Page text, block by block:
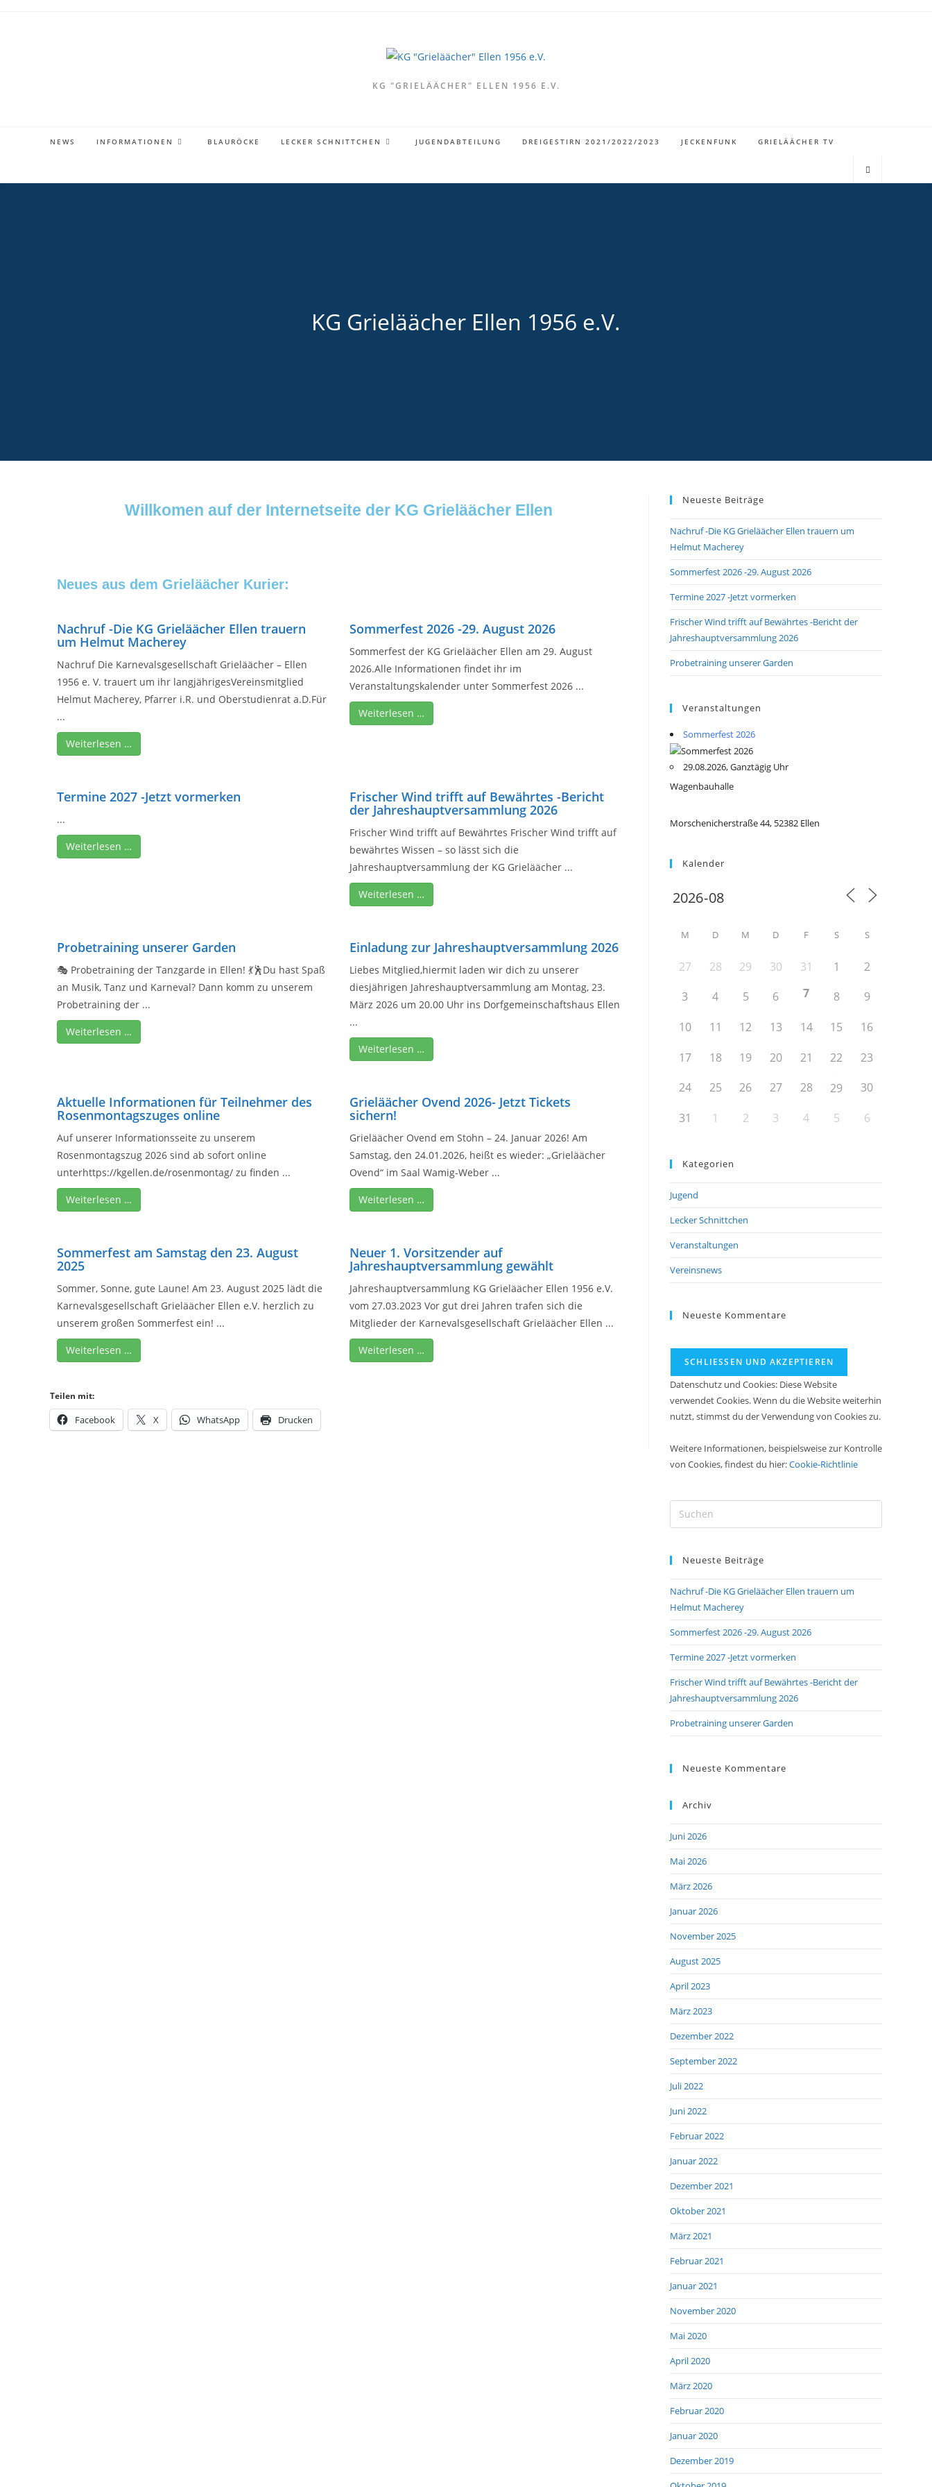
KG "GRIELÄÄCHER" ELLEN 1956 E.V.
NEWS INFORMATIONEN BLAURÖCKE LECKER SCHNITTCHEN JUGENDABTEILUNG DREIGESTIRN 2021/2022/2023 JECKENFUNK GRIELÄÄCHER TV
KG Grieläächer Ellen 1956 e.V.
Willkomen auf der Internetseite der KG Grieläächer Ellen
Neues aus dem Grieläächer Kurier:
Nachruf -Die KG Grieläächer Ellen trauern
um Helmut Macherey
Nachruf Die Karnevalsgesellschaft Grieläächer – Ellen
1956 e. V. trauert um ihr langjährigesVereinsmitglied
Helmut Macherey, Pfarrer i.R. und Oberstudienrat a.D.Für
...
Weiterlesen …
Sommerfest 2026 -29. August 2026
Sommerfest der KG Grieläächer Ellen am 29. August
2026.Alle Informationen findet ihr im
Veranstaltungskalender unter Sommerfest 2026 ...
Weiterlesen …
Termine 2027 -Jetzt vormerken
...
Weiterlesen …
Frischer Wind trifft auf Bewährtes -Bericht
der Jahreshauptversammlung 2026
Frischer Wind trifft auf Bewährtes Frischer Wind trifft auf
bewährtes Wissen – so lässt sich die
Jahreshauptversammlung der KG Grieläächer ...
Weiterlesen …
Probetraining unserer Garden
🎭 Probetraining der Tanzgarde in Ellen! 💃🕺Du hast Spaß
an Musik, Tanz und Karneval? Dann komm zu unserem
Probetraining der ...
Weiterlesen …
Einladung zur Jahreshauptversammlung 2026
Liebes Mitglied,hiermit laden wir dich zu unserer
diesjährigen Jahreshauptversammlung am Montag, 23.
März 2026 um 20.00 Uhr ins Dorfgemeinschaftshaus Ellen
...
Weiterlesen …
Aktuelle Informationen für Teilnehmer des
Rosenmontagszuges online
Auf unserer Informationsseite zu unserem
Rosenmontagszug 2026 sind ab sofort online
unterhttps://kgellen.de/rosenmontag/ zu finden ...
Weiterlesen …
Grieläächer Ovend 2026- Jetzt Tickets
sichern!
Grieläächer Ovend em Stohn – 24. Januar 2026! Am
Samstag, den 24.01.2026, heißt es wieder: „Grieläächer
Ovend“ im Saal Wamig-Weber ...
Weiterlesen …
Sommerfest am Samstag den 23. August
2025
Sommer, Sonne, gute Laune! Am 23. August 2025 lädt die
Karnevalsgesellschaft Grieläächer Ellen e.V. herzlich zu
unserem großen Sommerfest ein! ...
Weiterlesen …
Neuer 1. Vorsitzender auf
Jahreshauptversammlung gewählt
Jahreshauptversammlung KG Grieläächer Ellen 1956 e.V.
vom 27.03.2023 Vor gut drei Jahren trafen sich die
Mitglieder der Karnevalsgesellschaft Grieläächer Ellen ...
Weiterlesen …
Teilen mit:
Facebook X WhatsApp Drucken
Neueste Beiträge
Nachruf -Die KG Grieläächer Ellen trauern um
Helmut Macherey
Sommerfest 2026 -29. August 2026
Termine 2027 -Jetzt vormerken
Frischer Wind trifft auf Bewährtes -Bericht der
Jahreshauptversammlung 2026
Probetraining unserer Garden
Veranstaltungen
Sommerfest 2026
29.08.2026, Ganztägig Uhr
Wagenbauhalle
Morschenicherstraße 44, 52382 Ellen
Kalender
M D M D F S S
27 28 29 30 31 1
2
3
4 5 6 7 8
9
10
11 12 13 14 15
16
17
18 19 20 21 22
23
24
25 26 27 28 29
30
31
1 2 3 4 5 6
Kategorien
Jugend
Lecker Schnittchen
Veranstaltungen
Vereinsnews
Neueste Kommentare
Datenschutz und Cookies: Diese Website
verwendet Cookies. Wenn du die Website weiterhin
nutzt, stimmst du der Verwendung von Cookies zu.
Weitere Informationen, beispielsweise zur Kontrolle
von Cookies, findest du hier:Cookie-Richtlinie
Neueste Beiträge
Nachruf -Die KG Grieläächer Ellen trauern um
Helmut Macherey
Sommerfest 2026 -29. August 2026
Termine 2027 -Jetzt vormerken
Frischer Wind trifft auf Bewährtes -Bericht der
Jahreshauptversammlung 2026
Probetraining unserer Garden
Neueste Kommentare
Archiv
Juni 2026
Mai 2026
März 2026
Januar 2026
November 2025
August 2025
April 2023
März 2023
Dezember 2022
September 2022
Juli 2022
Juni 2022
Februar 2022
Januar 2022
Dezember 2021
Oktober 2021
März 2021
Februar 2021
Januar 2021
November 2020
Mai 2020
April 2020
März 2020
Februar 2020
Januar 2020
Dezember 2019